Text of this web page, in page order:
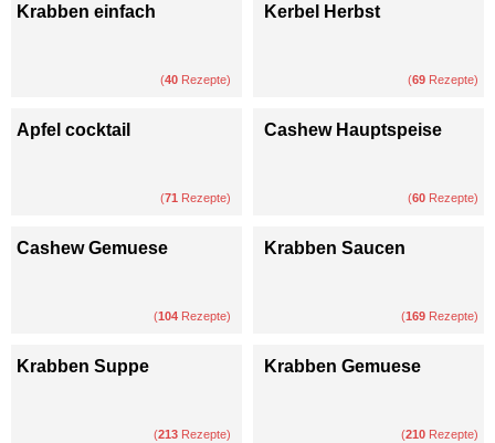
Krabben einfach
(40 Rezepte)
Kerbel Herbst
(69 Rezepte)
Apfel cocktail
(71 Rezepte)
Cashew Hauptspeise
(60 Rezepte)
Cashew Gemuese
(104 Rezepte)
Krabben Saucen
(169 Rezepte)
Krabben Suppe
(213 Rezepte)
Krabben Gemuese
(210 Rezepte)